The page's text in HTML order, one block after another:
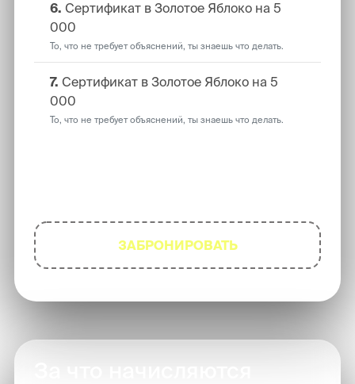
6. Сертификат в Золотое Яблоко на 5
000
То, что не требует объяснений, ты знаешь что делать.
7. Сертификат в Золотое Яблоко на 5
000
То, что не требует объяснений, ты знаешь что делать.
ЗАБРОНИРОВАТЬ